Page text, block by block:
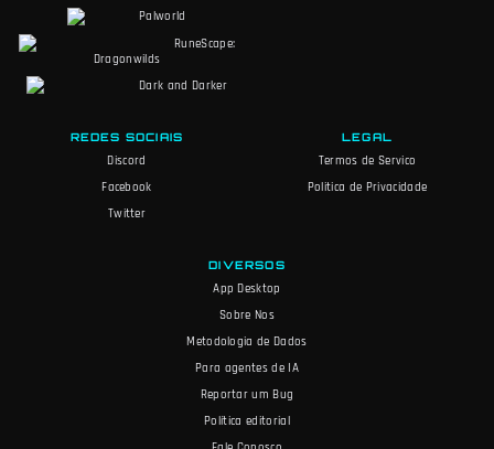
Palworld
RuneScape:
Dragonwilds
Dark and Darker
REDES SOCIAIS
Discord
Facebook
Twitter
LEGAL
Termos de Servico
Politica de Privacidade
DIVERSOS
App Desktop
Sobre Nos
Metodologia de Dados
Para agentes de IA
Reportar um Bug
Política editorial